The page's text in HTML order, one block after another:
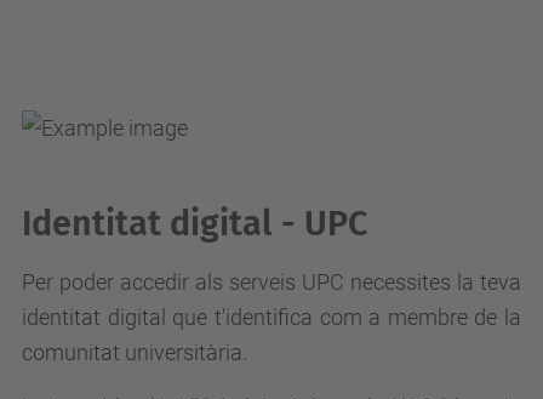
Identitat digital - UPC
Per poder accedir als serveis UPC necessites la teva
identitat digital que t'identifica com a membre de la
comunitat universitària.